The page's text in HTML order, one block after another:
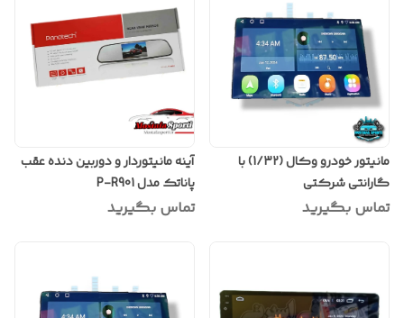
مانیتور خودرو وکال (1/32) با
گارانتی شرکتی
تماس بگیرید
آینه مانیتوردار و دوربین دنده عقب
پاناتک مدل P-R901
تماس بگیرید